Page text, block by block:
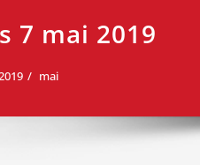
7 mai 2019
mai